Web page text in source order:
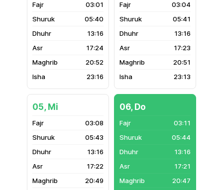
03:01
05:40
13:16
17:24
20:52
23:16
03:04
05:41
13:16
17:23
20:51
23:13
05, Mi
03:08
05:43
13:16
17:22
20:49
06, Do
03:11
05:44
13:16
17:21
20:47